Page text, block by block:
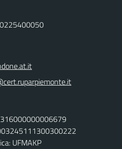
UFMAKP